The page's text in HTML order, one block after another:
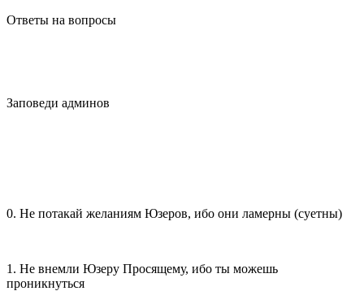
Ответы на вопросы
Заповеди админов
0. Не потакай желаниям Юзеров, ибо они ламерны (суетны)
1. Не внемли Юзеру Просящему, ибо ты можешь
проникнуться